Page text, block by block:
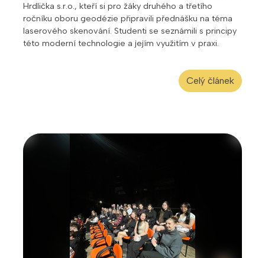
Hrdlička s.r.o., kteří si pro žáky druhého a třetího
ročníku oboru geodézie připravili přednášku na téma
laserového skenování. Studenti se seznámili s principy
této moderní technologie a jejím využitím v praxi.
Celý článek